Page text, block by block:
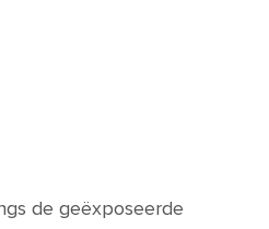
de geëxposeerde